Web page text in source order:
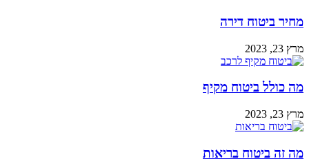
מחיר ביטוח דירה
מרץ 23, 2023
מה כולל ביטוח מקיף
מרץ 23, 2023
מה זה ביטוח בריאות